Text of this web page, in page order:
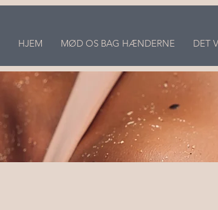
HJEM MØD OS BAG HÆNDERNE DET